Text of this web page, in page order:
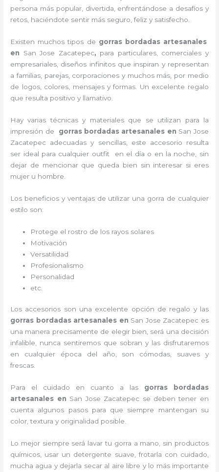
persona más popular, divertida, enfrentándose a desafíos y
retos, haciéndote sentir más seguro, feliz y satisfecho.
Existen muchos tipos de gorras bordadas artesanales
en San Jose Zacatepec, para particulares, comerciales y
empresariales, diseños infinitos que inspiran y representan
a familias, parejas, corporaciones y muchos más, por medio
de logos, colores, mensajes y formas. Un excelente regalo
que resulta positivo y llamativo.
Hay varias técnicas y materiales que se utilizan para la
impresión de gorras bordadas artesanales en San Jose
Zacatepec adecuadas y sencillas, este accesorio resulta
ser ideal para cualquier outfit en el día o en la noche, sin
dejar de mencionar que queda bien sin interesar si eres
mujer u hombre.
Los beneficios y ventajas de utilizar una gorra de cualquier
estilo son:
Protege el rostro de los rayos solares
Motivación
Versatilidad
Profesionalismo
Personalidad
etc.
Los accesorios son una excelente opción de regalo y las
gorras bordadas artesanales en San Jose Zacatepec es
una manera precisamente de elegir bien, será una decisión
infalible, nunca sentiremos que sobran y las disfrutaremos
en cualquier época del año, son cómodas, suaves y
frescas.
Para el cuidado en cuanto a las gorras bordadas
artesanales en San Jose Zacatepec se deben tener en
cuenta algunos pasos para que siempre mantengan su
color, textura y originalidad posible.
Lo mejor siempre será lavar tu gorra a mano, sin productos
químicos, usar un detergente suave, frotarla con cuidado,
mucha agua y dejarla secar al aire libre y lo más importante